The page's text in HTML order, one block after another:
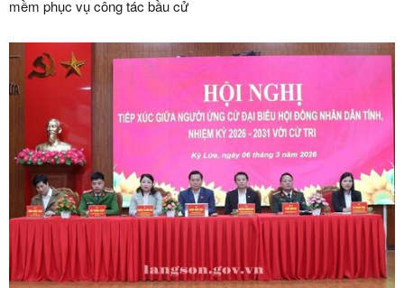
mềm phục vụ công tác bầu cử